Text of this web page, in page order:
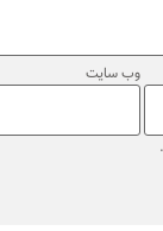
وب‌ سایت